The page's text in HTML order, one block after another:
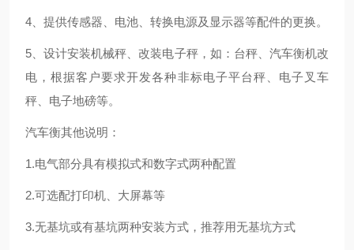
4、提供传感器、电池、转换电源及显示器等配件的更换。
5、设计安装机械秤、改装电子秤，如：台秤、汽车衡机改
电，根据客户要求开发各种非标电子平台秤、电子叉车
秤、电子地磅等。
汽车衡其他说明：
1.电气部分具有模拟式和数字式两种配置
2.可选配打印机、大屏幕等
3.无基坑或有基坑两种安装方式，推荐用无基坑方式